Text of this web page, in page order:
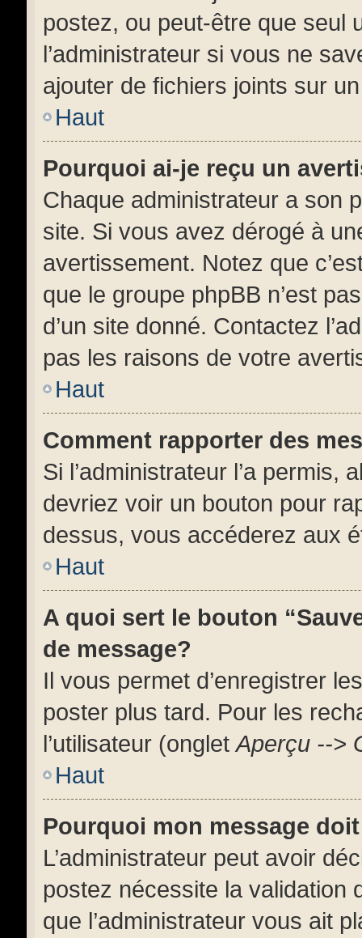
postez, ou peut-être que seul
l’administrateur si vous ne
ajouter de fichiers joints sur
Haut
Pourquoi ai-je reçu un
Chaque administrateur a son
site. Si vous avez dérogé à
avertissement. Notez que
que le groupe phpBB n’est
d’un site donné. Contactez
pas les raisons de votre
Haut
Comment rapporter des
Si l’administrateur l’a
devriez voir un bouton pour
dessus, vous accéderez aux
Haut
A quoi sert le bouton
de message?
Il vous permet d’enregistrer
poster plus tard. Pour les
l’utilisateur (ongletAperçu -->
Haut
Pourquoi mon message
L’administrateur peut avoir
postez nécessite la validation
que l’administrateur vous ait